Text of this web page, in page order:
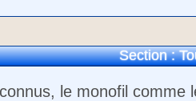
Section :
le monofil